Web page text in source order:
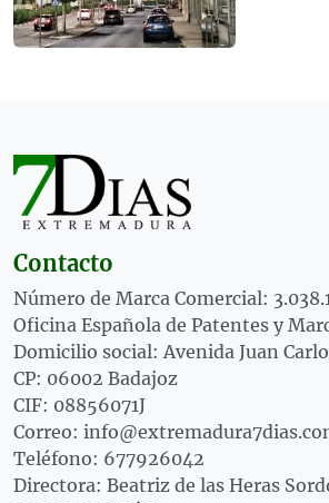
Contacto
Número de Marca Comercial:
Oficina Española de Patentes y
Domicilio social: Avenida Juan
CP: 06002 Badajoz
CIF: 08856071J
Correo:
Teléfono: 677926042
Directora: Beatriz de las Heras